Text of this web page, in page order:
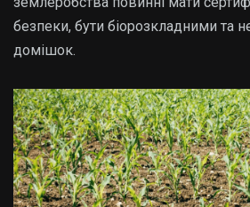
безпеки, бути біорозкладними та
домішок.